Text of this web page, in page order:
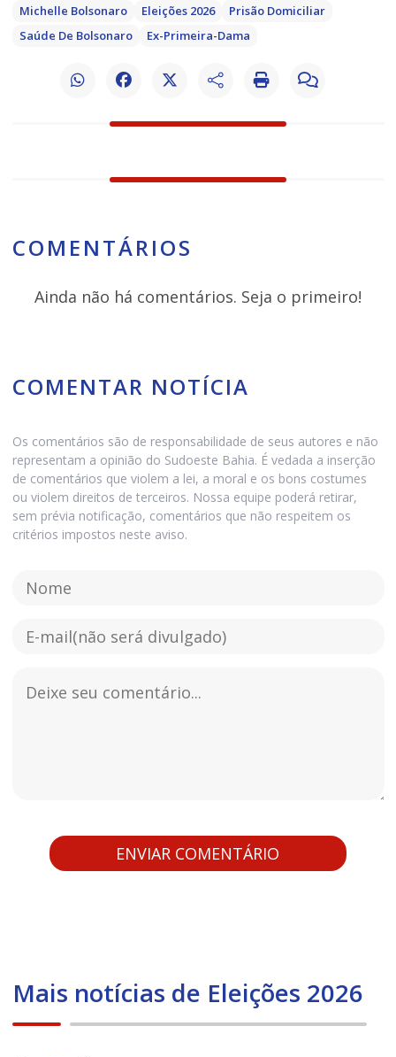
Michelle Bolsonaro Eleições 2026
Prisão Domiciliar
Saúde De Bolsonaro
Ex-Primeira-Dama
COMENTÁRIOS
Ainda não há comentários. Seja o primeiro!
COMENTAR NOTÍCIA
Os comentários são de responsabilidade de seus autores e não
representam a opinião do Sudoeste Bahia. É vedada a inserção
de comentários que violem a lei, a moral e os bons costumes
ou violem direitos de terceiros. Nossa equipe poderá retirar,
sem prévia notificação, comentários que não respeitem os
critérios impostos neste aviso.
Mais notícias de Eleições 2026